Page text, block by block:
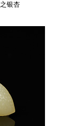
银杏